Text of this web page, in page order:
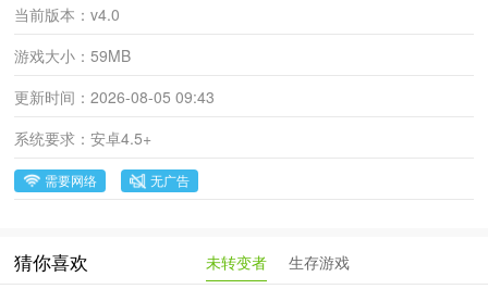
当前版本：v4.0
游戏大小：59MB
更新时间：2026-08-05 09:43
系统要求：安卓4.5+
需要网络 无广告
猜你喜欢 未转变者
生存游戏